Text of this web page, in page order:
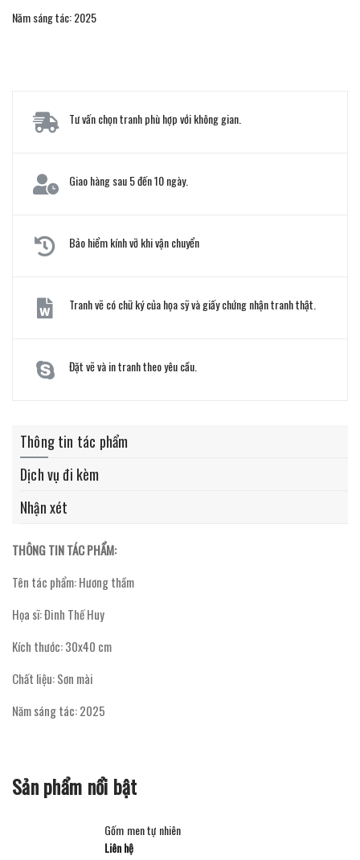
Năm sáng tác: 2025
Tư vấn chọn tranh phù hợp với không gian.
Giao hàng sau 5 đến 10 ngày.
Bảo hiểm kính vỡ khi vận chuyển
Tranh vẽ có chữ ký của họa sỹ và giấy chứng nhận tranh thật.
Đặt vẽ và in tranh theo yêu cầu.
Thông tin tác phẩm
Dịch vụ đi kèm
Nhận xét
THÔNG TIN TÁC PHẨM:
Tên tác phẩm: Hương thầm
Họa sĩ: Đinh Thế Huy
Kích thước: 30x40 cm
Chất liệu: Sơn mài
Năm sáng tác: 2025
Sản phẩm nổi bật
Gốm men tự nhiên
Liên hệ